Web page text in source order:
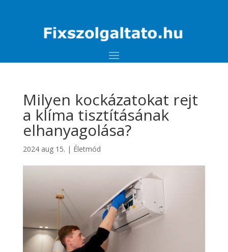
Milyen kockázatokat rejt
a klíma tisztításának
elhanyagolása?
2024 aug 15. | Életmód